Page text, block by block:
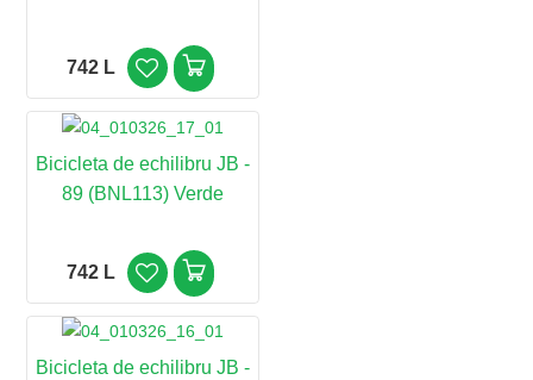
742 L
Bicicleta de echilibru JB -
89 (BNL113) Verde
742 L
Bicicleta de echilibru JB -